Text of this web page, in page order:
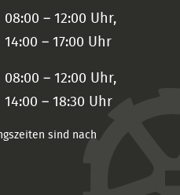
08:00 – 12:00 Uhr,
14:00 – 17:00 Uhr
08:00 – 12:00 Uhr,
14:00 – 18:30 Uhr
sind nach